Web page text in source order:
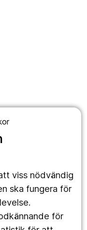
viss nödvändig
ska fungera för
för